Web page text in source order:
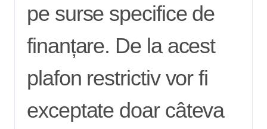
pe surse specifice de
finanțare. De la acest
plafon restrictiv vor fi
exceptate doar câteva